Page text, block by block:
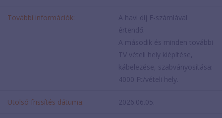
További információk:
A havi díj E-számlával
értendő.
A második és minden további
TV vételi hely kiépítése,
kábelezése, szabványosítása:
4000 Ft/vételi hely.
Utolsó frissítés dátuma: 2026.06.05.